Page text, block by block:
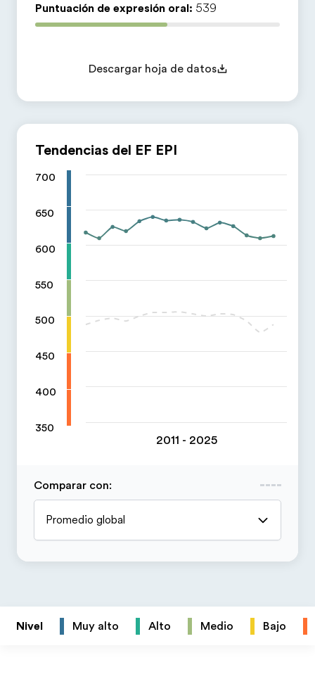
Puntuación de expresión oral: 539
Descargar hoja de datos
Tendencias del EF EPI
700
650
600
550
500
450
400
350
2011 - 2025
Comparar con:
Promedio global
Nivel Muy alto Alto Medio Bajo